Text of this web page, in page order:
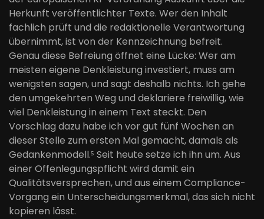
Herkunft veröffentlichter Texte. Wer den Inhalt
fachlich prüft und die redaktionelle Verantwortung
übernimmt, ist von der Kennzeichnung befreit.
Genau diese Befreiung öffnet eine Lücke: Wer am
meisten eigene Denkleistung investiert, muss am
wenigsten sagen, und sagt deshalb nichts. Ich gehe
den umgekehrten Weg und deklariere freiwillig, wie
viel Denkleistung in einem Text steckt. Den
Vorschlag dazu habe ich vor gut fünf Wochen an
dieser Stelle zum ersten Mal gemacht, damals als
Gedankenmodell.⁵ Seit heute setze ich ihn um. Aus
einer Offenlegungspflicht wird damit ein
Qualitätsversprechen, und aus einem Compliance-
Vorgang ein Unterscheidungsmerkmal, das sich nicht
kopieren lässt.